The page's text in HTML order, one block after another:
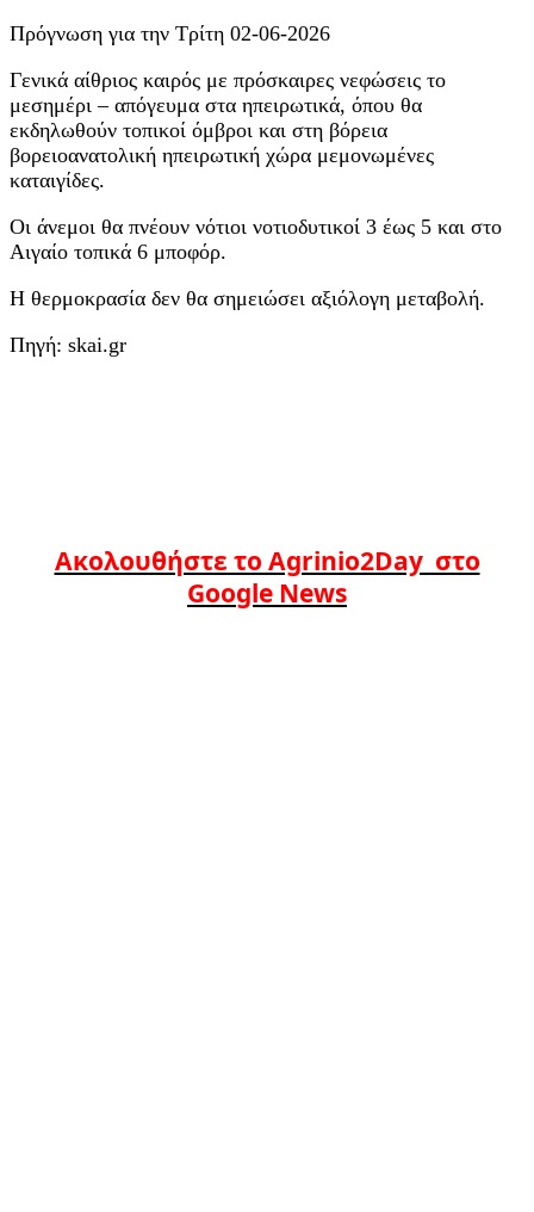
Πρόγνωση για την Τρίτη 02-06-2026
Γενικά αίθριος καιρός με πρόσκαιρες νεφώσεις το
μεσημέρι – απόγευμα στα ηπειρωτικά, όπου θα
εκδηλωθούν τοπικοί όμβροι και στη βόρεια
βορειοανατολική ηπειρωτική χώρα μεμονωμένες
καταιγίδες.
Οι άνεμοι θα πνέουν νότιοι νοτιοδυτικοί 3 έως 5 και στο
Αιγαίο τοπικά 6 μποφόρ.
Η θερμοκρασία δεν θα σημειώσει αξιόλογη μεταβολή.
Πηγή: skai.gr
Ακολουθήστε το Agrinio2Day στο
Google News